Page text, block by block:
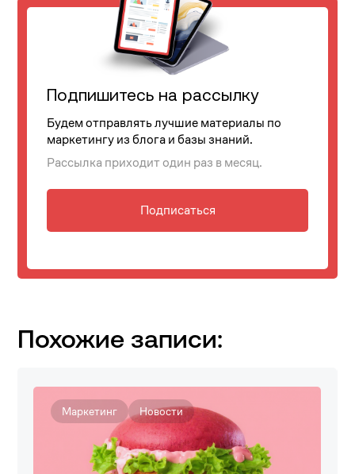
Подпишитесь на рассылку
Будем отправлять лучшие материалы по
маркетингу из блога и базы знаний.
Рассылка приходит один раз в месяц.
Подписаться
Похожие записи:
Маркетинг Новости